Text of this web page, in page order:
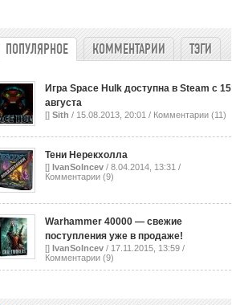
ПОПУЛЯРНОЕ КОММЕНТАРИИ ТЭГИ
Игра Space Hulk доступна в Steam с 15
августа
[] Sith / 15.08.2013, 20:01 / Комментарии (11)
Тени Нерекхолла
[] IvanSolncev / 8.04.2014, 13:31 /
Комментарии (9)
Warhammer 40000 — свежие
поступления уже в продаже!
[] IvanSolncev / 17.11.2015, 13:59 /
Комментарии (9)